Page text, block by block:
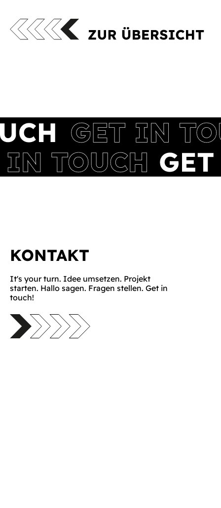
KONTAKT
It's your turn. Idee umsetzen. Projekt
starten. Hallo sagen. Fragen stellen. Get in
touch!